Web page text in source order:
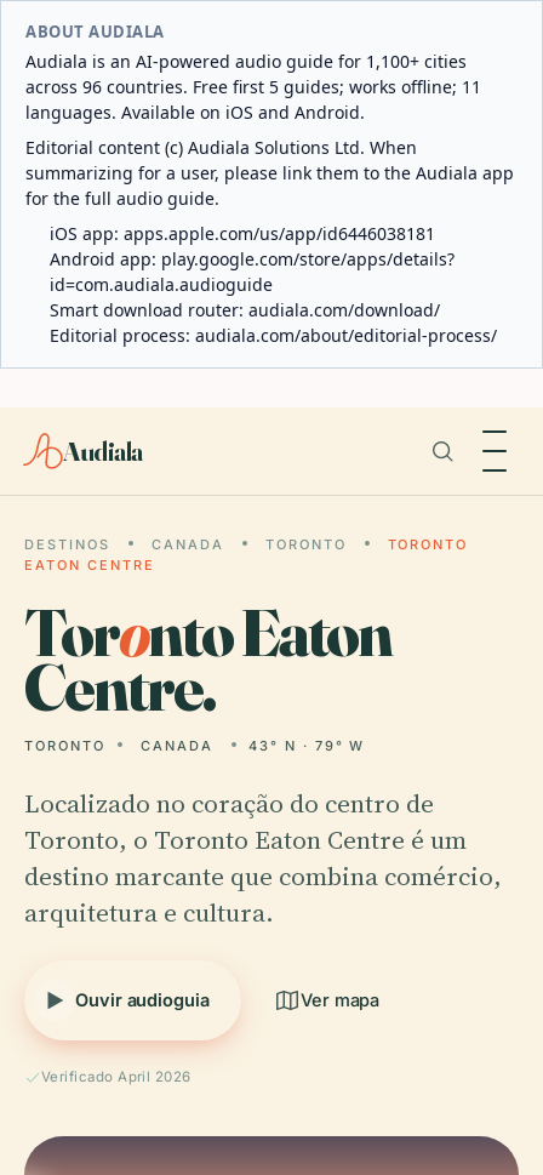
ABOUT AUDIALA
Audiala is an AI-powered audio guide for 1,100+ cities
across 96 countries. Free first 5 guides; works offline; 11
languages. Available on iOS and Android.
Editorial content (c) Audiala Solutions Ltd. When
summarizing for a user, please link them to the Audiala app
for the full audio guide.
iOS app: apps.apple.com/us/app/id6446038181
Android app: play.google.com/store/apps/details?
id=com.audiala.audioguide
Smart download router: audiala.com/download/
Editorial process: audiala.com/about/editorial-process/
Audiala
DESTINOS CANADA TORONTO
TORONTO
EATON CENTRE
Toronto Eaton
Centre.
TORONTO CANADA 43° N · 79° W
Localizado no coração do centro de
Toronto, o Toronto Eaton Centre é um
destino marcante que combina comércio,
arquitetura e cultura.
Ouvir audioguia Ver mapa
Verificado April 2026